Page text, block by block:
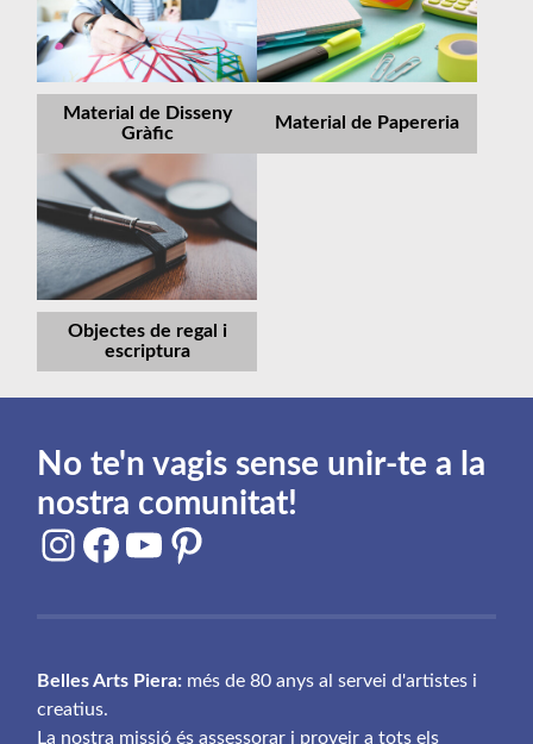
Material de Disseny
Gràfic
Material de Papereria
Objectes de regal i
escriptura
No te'n vagis sense unir-te a la
nostra comunitat!
Instagram
Facebook
YouTube
Pinterest
Belles Arts Piera: més de 80 anys al servei d'artistes i
creatius.
La nostra missió és assessorar i proveir a tots els